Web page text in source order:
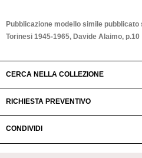
Pubblicazione modello simile
Torinesi 1945-1965, Davide Alaimo, p.10
CERCA NELLA COLLEZIONE
RICHIESTA PREVENTIVO
CONDIVIDI